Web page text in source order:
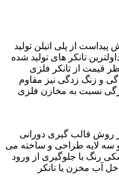
پیداست از پلی اتیلن تولید
تانکر های تولید شده
قیمت از تانکر فلزی
و زنگ زدگی نیز مقاوم
نسبت به مخازن فلزی
روش قالب گیری دورانی
سه لایه طراحی و ساخته می
رنگ با جلوگیری از ورود
آب مخزن یا تانکر